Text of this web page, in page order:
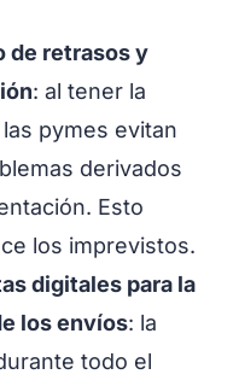
de retrasos y
: al tener la
pymes evitan
derivados
Esto
los imprevistos.
digitales para la
los envíos: la
todo el